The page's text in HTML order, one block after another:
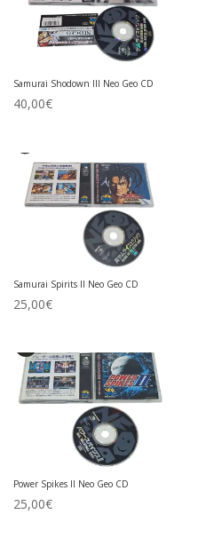
Samurai Shodown III Neo Geo CD
40,00€
Samurai Spirits II Neo Geo CD
25,00€
Power Spikes II Neo Geo CD
25,00€